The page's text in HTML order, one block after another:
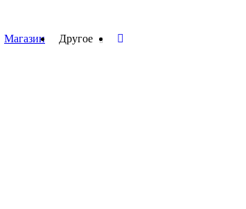
Магазин Другое